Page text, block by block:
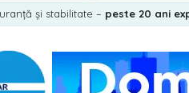
și stabilitate – peste 20 ani